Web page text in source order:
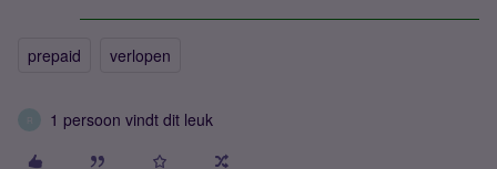
prepaid verlopen
1 persoon vindt dit leuk